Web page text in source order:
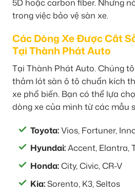
5D hoặc carbon fiber. Nhưng
trong việc bảo vệ sàn xe.
Các Dòng Xe Được Cắt
Tại Thành Phát Auto
Tại Thành Phát Auto. Chúng
thảm lót sàn ô tô chuẩn kích
xe phổ biến. Bạn có thể lựa
dòng xe của mình từ các mẫu
Toyota:Vios, Fortuner,
Hyundai:Accent, Elantra,
Honda:City, Civic, CR-V
Kia:Sorento, K3, Seltos